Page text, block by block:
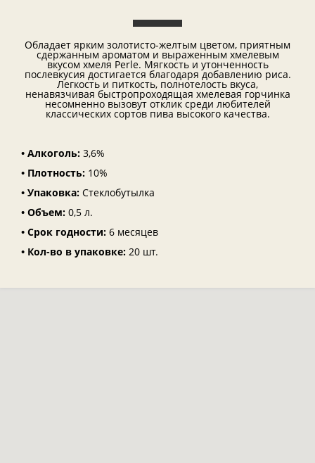
Обладает ярким золотисто-желтым цветом, приятным
сдержанным ароматом и выраженным хмелевым
вкусом хмеля Perle. Мягкость и утонченность
послевкусия достигается благодаря добавлению риса.
Легкость и питкость, полнотелость вкуса,
ненавязчивая быстропроходящая хмелевая горчинка
несомненно вызовут отклик среди любителей
классических сортов пива высокого качества.
• Алкоголь: 3,6%
• Плотность: 10%
• Упаковка: Стеклобутылка
• Объем: 0,5 л.
• Срок годности: 6 месяцев
• Кол-во в упаковке: 20 шт.